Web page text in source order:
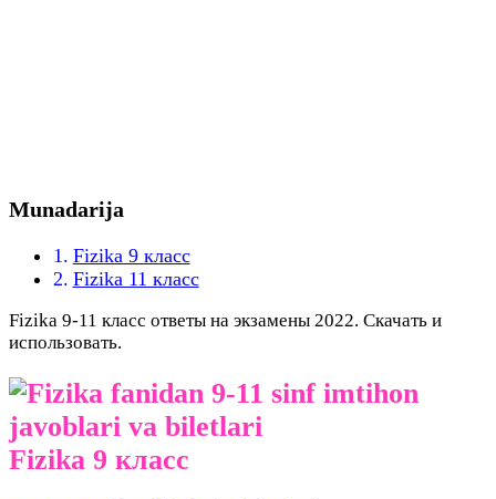
Munadarija
Fizika 9 класс
Fizika 11 класс
Fizika 9-11 класс ответы на экзамены 2022. Скачать и
использовать.
Fizika 9 класс